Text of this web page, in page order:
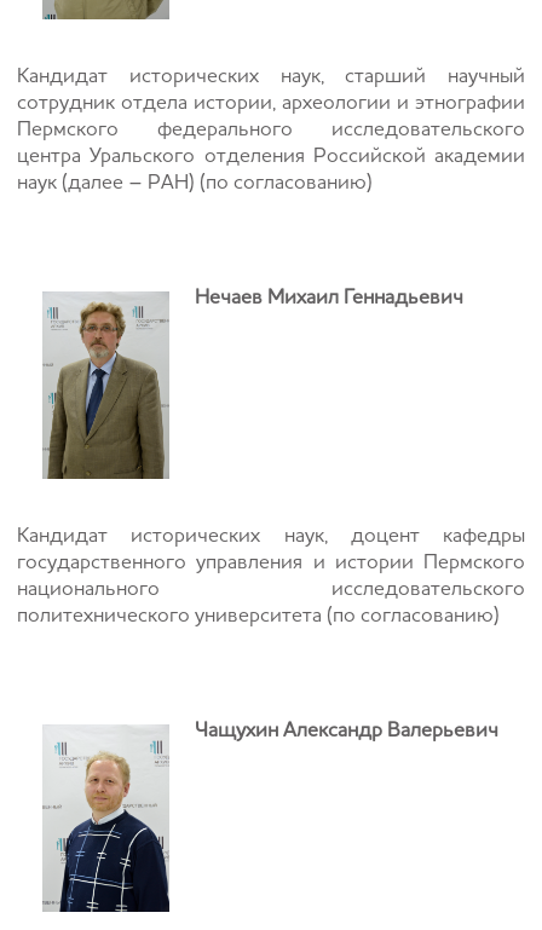
Кандидат исторических наук, старший научный
сотрудник отдела истории, археологии и этнографии
Пермского федерального исследовательского
центра Уральского отделения Российской академии
наук (далее – РАН) (по согласованию)
Нечаев Михаил Геннадьевич
Кандидат исторических наук, доцент кафедры
государственного управления и истории Пермского
национального исследовательского
политехнического университета (по согласованию)
Чащухин Александр Валерьевич